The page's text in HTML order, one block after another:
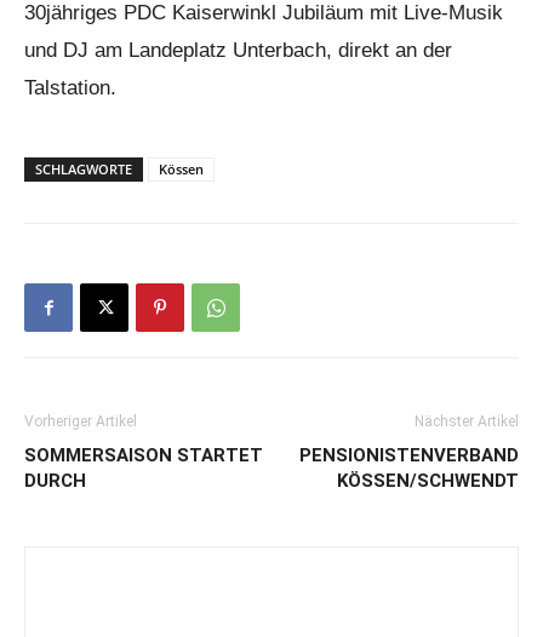
30jähriges PDC Kaiserwinkl Jubiläum mit Live-Musik
und DJ am Landeplatz Unterbach, direkt an der
Talstation.
SCHLAGWORTE Kössen
Vorheriger Artikel
SOMMERSAISON STARTET
DURCH
Nächster Artikel
PENSIONISTENVERBAND
KÖSSEN/SCHWENDT